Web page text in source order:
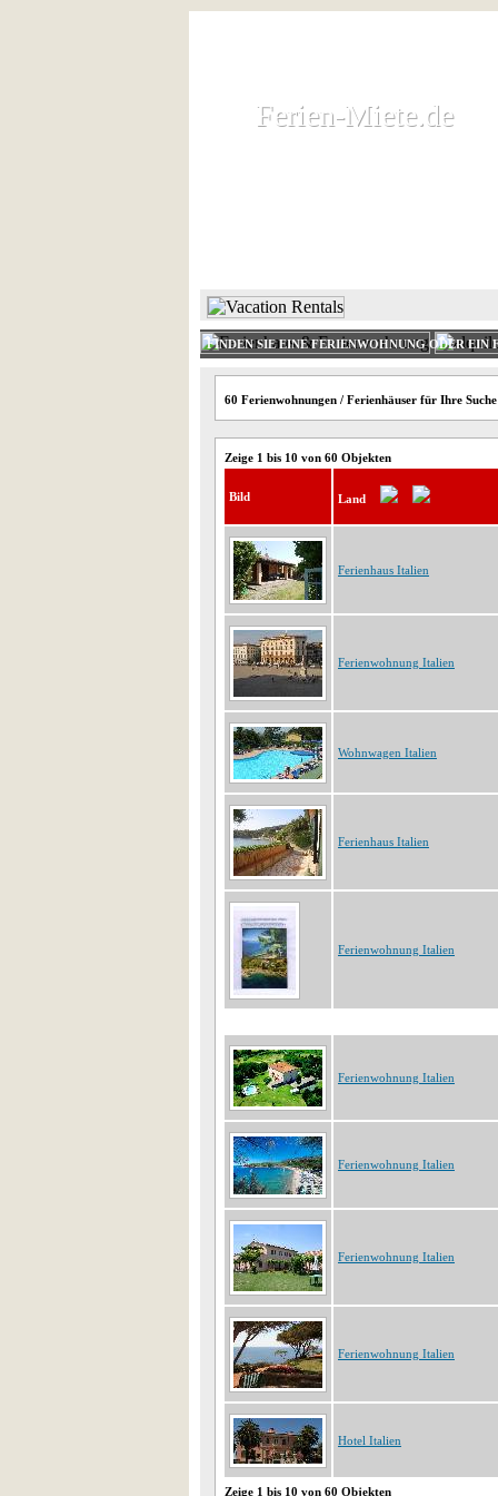
Ferien-Miete.de
Ferien-Miete.de
FINDEN SIE EINE FERIENWOHNUNG ODER EIN
60 Ferienwohnungen / Ferienhäuser für Ihre
Zeige 1 bis 10 von 60 Objekten
Bild Land
Ferienhaus Italien
Ferienwohnung Italien
Wohnwagen Italien
Ferienhaus Italien
Ferienwohnung Italien
Ferienwohnung Italien
Ferienwohnung Italien
Ferienwohnung Italien
Ferienwohnung Italien
Hotel Italien
Zeige 1 bis 10 von 60 Objekten